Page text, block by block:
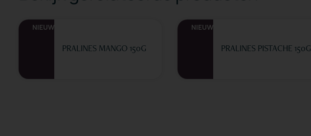
NIEUW
PRALINES MANGO 150G
NIEUW
PRALINES PISTACHE 150G